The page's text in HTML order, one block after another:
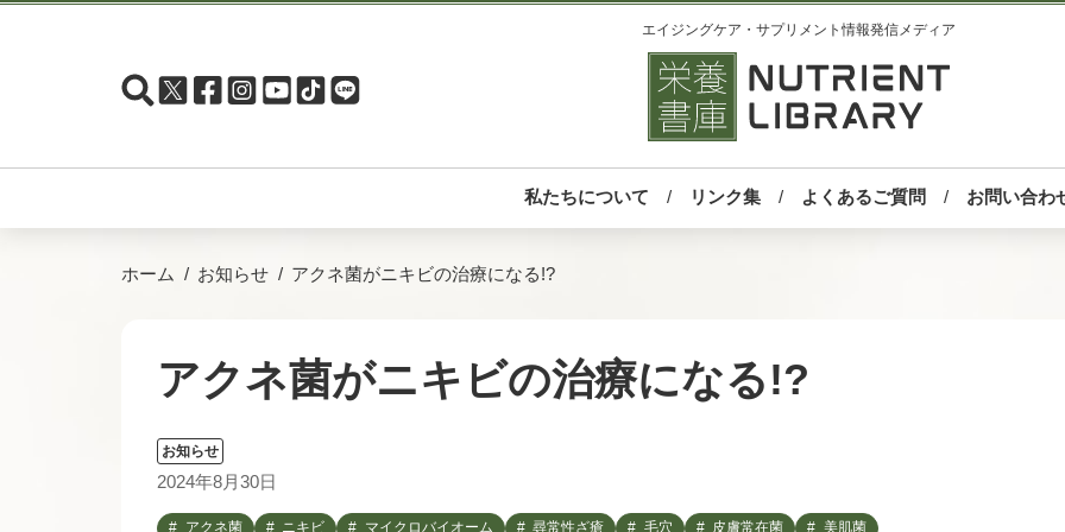
エイジングケア・サプリメント情報発信メディア
私たちについて リンク集 よくあるご質問 お問い合わ
ホーム お知らせ アクネ菌がニキビの治療になる!?
アクネ菌がニキビの治療になる!?
お知らせ
2024年8月30日
アクネ菌 ニキビ マイクロバイオーム 尋常性ざ瘡 毛穴 皮膚常在菌 美肌菌